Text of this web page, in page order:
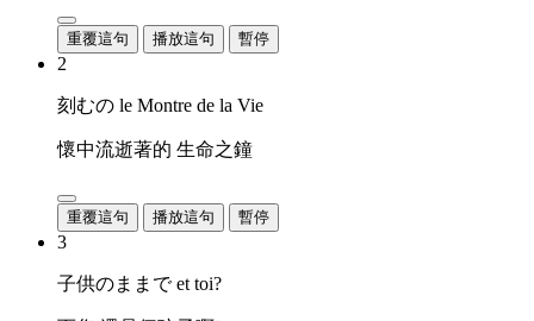
重覆這句 播放這句 暫停
2
刻むの le Montre de la Vie
懷中流逝著的 生命之鐘
重覆這句 播放這句 暫停
3
子供のままで et toi?